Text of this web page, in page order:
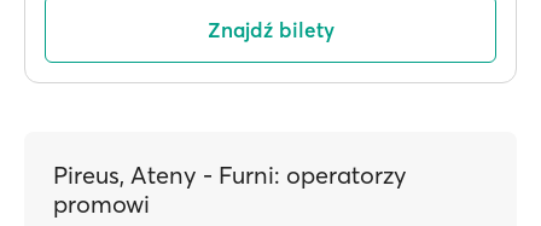
Znajdź bilety
Pireus, Ateny - Furni: operatorzy
promowi